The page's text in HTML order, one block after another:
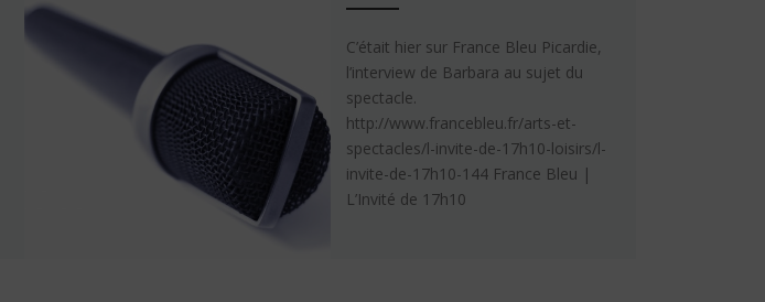
C’était hier sur France Bleu Picardie,
l’interview de Barbara au sujet du
spectacle.
http://www.francebleu.fr/arts-et-
spectacles/l-invite-de-17h10-loisirs/l-
invite-de-17h10-144 France Bleu |
L’Invité de 17h10